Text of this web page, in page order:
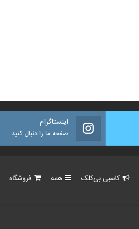
اینستاگرام
صفحه ما را دنبال کنید
کاسبی بی‌کلک همه فروشگاه